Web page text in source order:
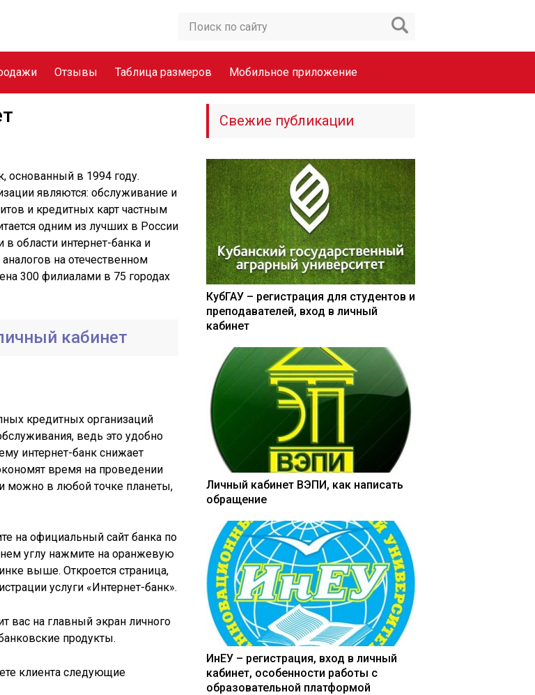
Отзывы Таблица размеров Мобильное приложение
основанный в 1994 году.
являются: обслуживание и
и кредитных карт частным
одним из лучших в России
в области интернет-банка и
на отечественном
300 филиалами в 75 городах
кабинет
кредитных организаций
ведь это удобно
интернет-банк снижает
время на проведении
можно в любой точке планеты,
на официальный сайт банка по
углу нажмите на оранжевую
выше. Откроется страница,
услуги «Интернет-банк».
вас на главный экран личного
продукты.
клиента следующие
Свежие публикации
КубГАУ – регистрация для студентов и
преподавателей, вход в личный
кабинет
Личный кабинет ВЭПИ, как написать
обращение
ИнЕУ – регистрация, вход в личный
кабинет, особенности работы с
образовательной платформой